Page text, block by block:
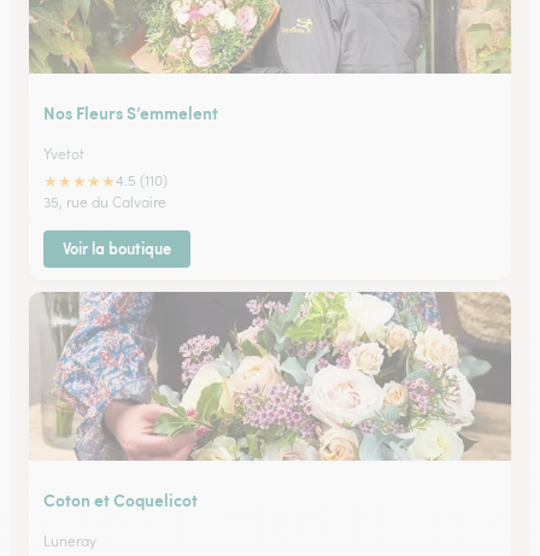
Nos Fleurs S’emmelent
Yvetot
★★★★★4.5 (110)
35, rue du Calvaire
Voir la boutique
Coton et Coquelicot
Luneray